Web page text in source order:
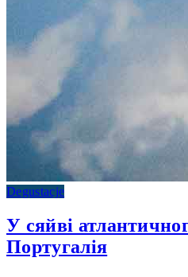
Degustacje
У сяйві
Португалія